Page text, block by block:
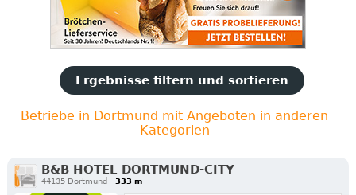
Ergebnisse filtern und sortieren
Betriebe in Dortmund mit Angeboten in anderen
Kategorien
B&B HOTEL DORTMUND-CITY
44135 Dortmund 333 m